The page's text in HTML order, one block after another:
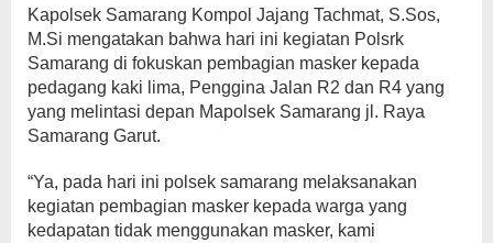
Kapolsek Samarang Kompol Jajang Tachmat, S.Sos,
M.Si mengatakan bahwa hari ini kegiatan Polsrk
Samarang di fokuskan pembagian masker kepada
pedagang kaki lima, Penggina Jalan R2 dan R4 yang
yang melintasi depan Mapolsek Samarang jl. Raya
Samarang Garut.
“Ya, pada hari ini polsek samarang melaksanakan
kegiatan pembagian masker kepada warga yang
kedapatan tidak menggunakan masker, kami